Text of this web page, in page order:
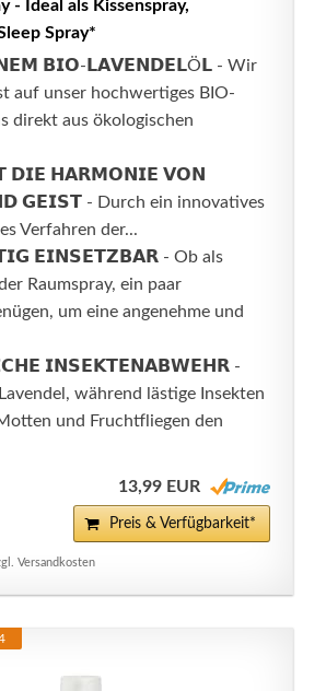
- Ideal als Kissenspray,
Spray*
𝗕𝗜𝗢-𝗟𝗔𝗩𝗘𝗡𝗗𝗘𝗟Ö𝗟 - Wir
auf unser hochwertiges BIO-
direkt aus ökologischen
𝗗𝗜𝗘 𝗛𝗔𝗥𝗠𝗢𝗡𝗜𝗘 𝗩𝗢𝗡
𝗚𝗘𝗜𝗦𝗧 - Durch ein innovatives
Verfahren der...
𝗘𝗜𝗡𝗦𝗘𝗧𝗭𝗕𝗔𝗥 - Ob als
Raumspray, ein paar
um eine angenehme und
𝗜𝗡𝗦𝗘𝗞𝗧𝗘𝗡𝗔𝗕𝗪𝗘𝗛𝗥 -
während lästige Insekten
und Fruchtfliegen den
13,99 EUR
Preis & Verfügbarkeit*
Versandkosten